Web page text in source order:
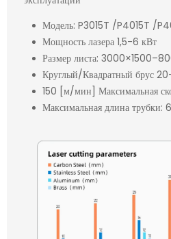
Модель: P3015T /P4015T /
Мощность лазера 1,5-6 кВт
Размер листа:
Круглый/Квадратный брус
150 [м/мин] Максимальная
Максимальная длина трубки: